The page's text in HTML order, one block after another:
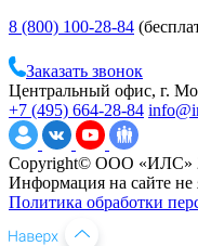
8 (800) 100-28-84
Заказать звонок
Центральный офис, г.
+7 (495) 664-28-84
Copyright© ООО «ИЛС»
Информация на сайте не
Политика обработки